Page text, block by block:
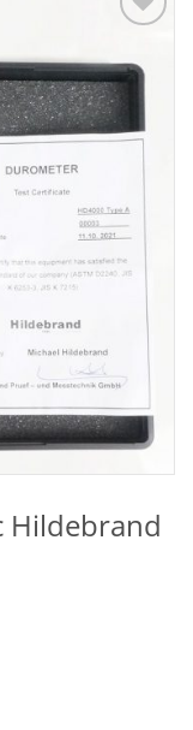
Wishlist
Hildebrand